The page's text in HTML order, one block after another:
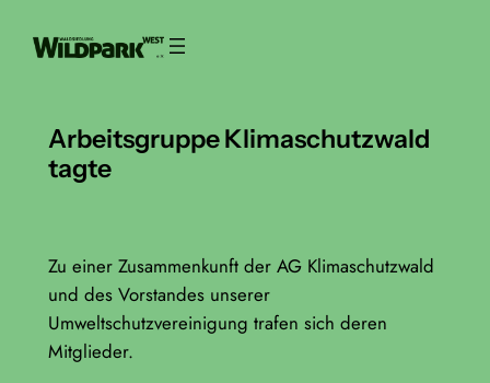
Inhalt
Arbeitsgruppe Klimaschutzwald
tagte
Zu einer Zusammenkunft der AG Klimaschutzwald
und des Vorstandes unserer
Umweltschutzvereinigung trafen sich deren
Mitglieder.